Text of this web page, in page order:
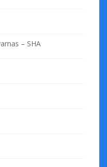
– SHA